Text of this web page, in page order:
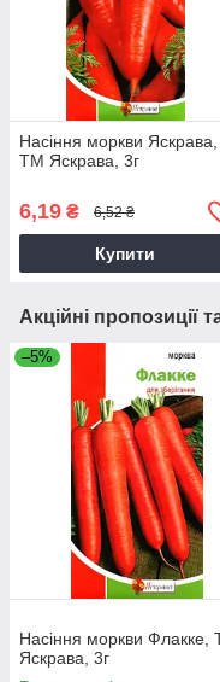
Насіння моркви Яскрава,
ТМ Яскрава, 3г
6,19 ₴ 6,52 ₴
Купити
Акційні пропозиції
–5%
Насіння моркви Флакке,
Яскрава, 3г